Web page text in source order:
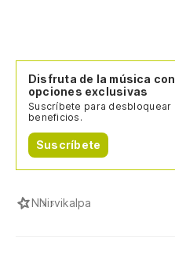
Disfruta de la música con
opciones exclusivas
Suscríbete para desbloquear
beneficios.
Suscríbete
NNirvikalpa